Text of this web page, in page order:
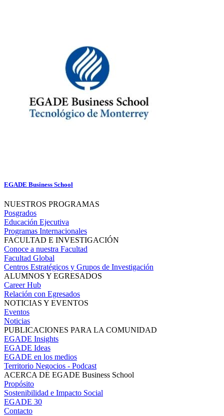
EGADE Business School
NUESTROS PROGRAMAS
Posgrados
Educación Ejecutiva
Programas Internacionales
FACULTAD E INVESTIGACIÓN
Conoce a nuestra Facultad
Facultad Global
Centros Estratégicos y Grupos de Investigación
ALUMNOS Y EGRESADOS
Career Hub
Relación con Egresados
NOTICIAS Y EVENTOS
Eventos
Noticias
PUBLICACIONES PARA LA COMUNIDAD
EGADE Insights
EGADE Ideas
EGADE en los medios
Territorio Negocios - Podcast
ACERCA DE EGADE Business School
Propósito
Sostenibilidad e Impacto Social
EGADE 30
Contacto